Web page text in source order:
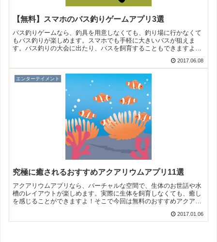
【無料】スマホのバス釣りゲームアプリ3選
バス釣りゲームなら、釣具を用意しなくても、釣り場に行かなくて
もバス釣りが楽しめます。スマホでも手軽に大きいバスが狙えま
す。バス釣りの大会に出たり、バスを飼育することもできますよ！
2017.06.08
エンターテイメント
究極に癒されるおすすめアクアリウムアプリ11選
アクアリウムアプリなら、バーチャルな空間で、生体のお世話や水
槽のレイアウトが楽しめます。実際に生体を飼育しなくても、癒し
を感じることができますよ！そこで今回は無料のおすすめアクアリ
2017.01.06